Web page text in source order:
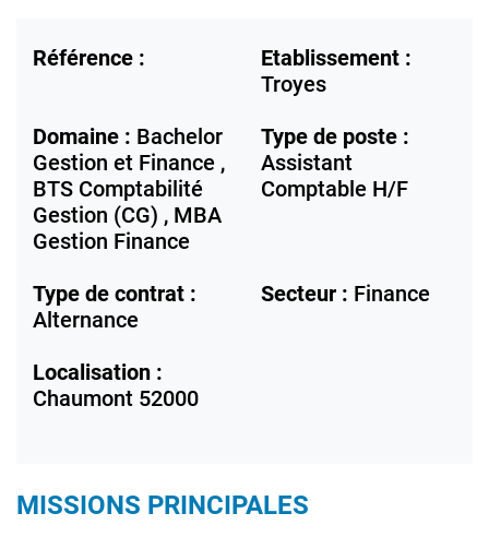
Référence :
Etablissement :
Troyes
Domaine : Bachelor
Gestion et Finance ,
BTS Comptabilité
Gestion (CG) , MBA
Gestion Finance
Type de poste :
Assistant
Comptable H/F
Type de contrat :
Alternance
Secteur : Finance
Localisation :
Chaumont 52000
MISSIONS PRINCIPALES